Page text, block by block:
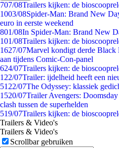
707/08Trailers kijken: de
1003/08Spider-Man: Brand New
euro in eerste weekend
801/08In Spider-Man: Brand New
101/08Trailers kijken: de
1627/07Marvel kondigt derde Black
aan tijdens Comic-Con-panel
624/07Trailers kijken: de
1 22/07Trailer: ijdelheid heeft een
51 22/07The Odyssey: klassiek
1520/07Trailer Avengers:
clash tussen de superhelden
519/07Trailers kijken: de
Trailers & Video's
Trailers & Video's
Scrollbar gebruiken